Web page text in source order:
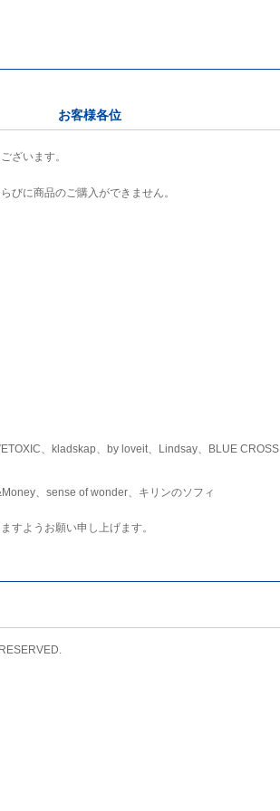
お客様各位
ざいます。
びに商品のご購入ができません。
、kladskap、by loveit、Lindsay、BLUE CROSS
、sense of wonder、キリンのソフィ
すようお願い申し上げます。